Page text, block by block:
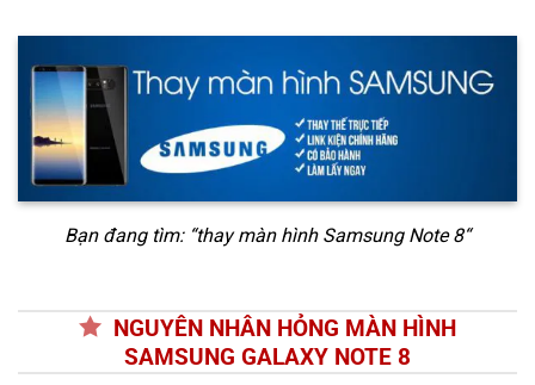
Bạn đang tìm: “thay màn hình Samsung Note 8“
NGUYÊN NHÂN HỎNG MÀN HÌNH
SAMSUNG GALAXY NOTE 8